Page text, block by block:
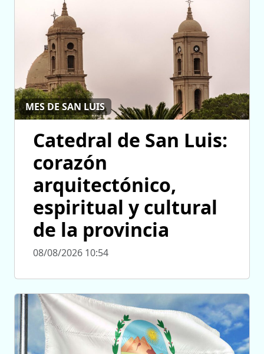
MES DE SAN LUIS
Catedral de San Luis:
corazón
arquitectónico,
espiritual y cultural
de la provincia
08/08/2026 10:54